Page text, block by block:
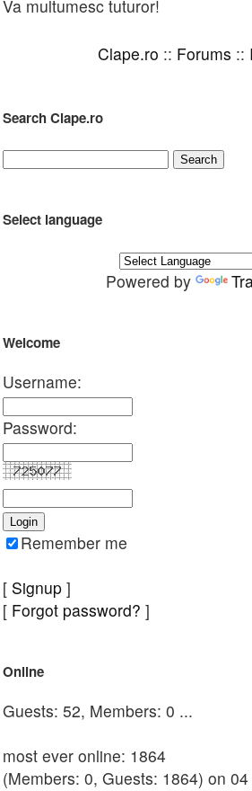
Va multumesc tuturor!
Clape.ro :: Forums ::
Search Clape.ro
Select language
Powered by
Welcome
Username:
Password:
Remember me
[ Signup ]
[ Forgot password? ]
Online
Guests: 52, Members: 0 ...
most ever online: 1864
(Members: 0, Guests: 1864) on